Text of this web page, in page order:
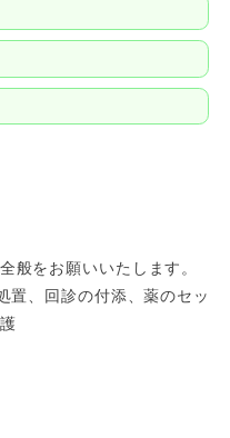
般をお願いいたします。
置、回診の付添、薬のセッ